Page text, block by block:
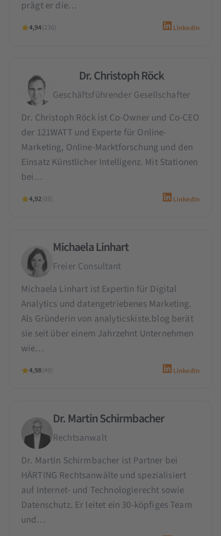
prägt er die…
4,94(236) LinkedIn
Dr. Christoph Röck
Geschäftsführender Gesellschafter
Dr. Christoph Röck ist Co-Owner und Co-CEO
der 121WATT und Experte für Online-
Marketing, Online-Marktforschung und den
Einsatz Künstlicher Intelligenz. Mit Stationen
bei…
4,92(88) LinkedIn
Michaela Linhart
Freier Consultant
Michaela Linhart ist Expertin für Digital
Analytics und datengetriebenes Marketing.
Als Gründerin von analyticskiste.blog berät
sie seit über einem Jahrzehnt Unternehmen
wie…
4,98(49) LinkedIn
Dr. Martin Schirmbacher
Rechtsanwalt
Dr. Martin Schirmbacher ist Partner bei
HÄRTING Rechtsanwälte und spezialisiert
auf Internet- und Technologierecht sowie
Datenschutz. Er leitet ein 30-köpfiges Team
und…